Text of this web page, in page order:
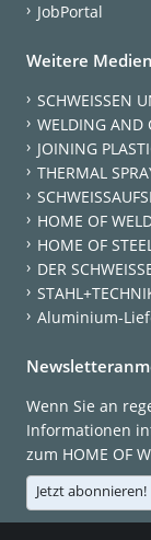
JobPortal
Weitere Medien
SCHWEISSEN
WELDING AND
JOINING
THERMAL
HOME OF
HOME OF STEEL
DER
Aluminium-
Wenn Sie an
Informationen
zum HOME OF
Jetzt abonnieren!